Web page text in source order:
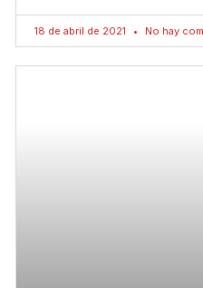
18 de abril de 2021 No hay